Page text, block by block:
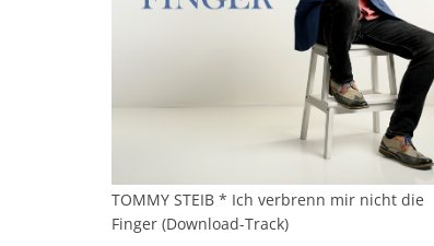
TOMMY STEIB * Ich verbrenn mir nicht die
Finger (Download-Track)